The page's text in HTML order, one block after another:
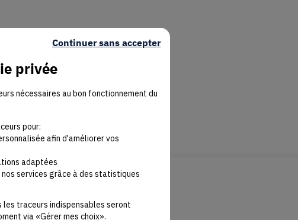
privée
nécessaires au bon fonctionnement du
pour:
afin d'améliorer vos
adaptées
services grâce à des statistiques
les traceurs indispensables seront
via «Gérer mes choix».
Continuer sans accepter